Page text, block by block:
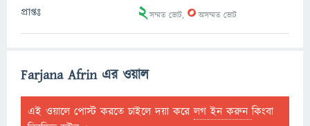
প্রাপ্তঃ 2সম্মত ভোট, 0অসম্মত ভোট
Farjana Afrin এর ওয়াল
এই ওয়ালে পোস্ট করতে চাইলে দয়া করেলগ ইন করুনকিংবা